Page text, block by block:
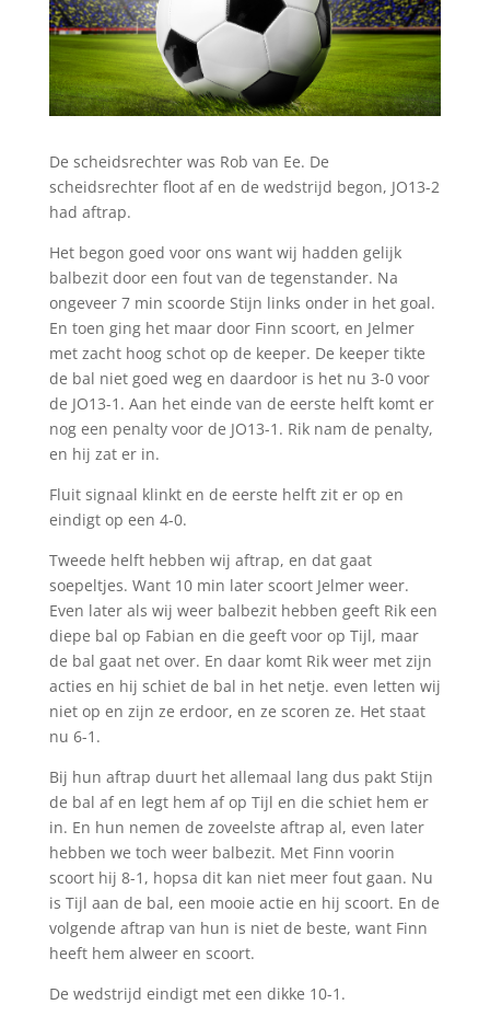
De scheidsrechter was Rob van Ee. De
scheidsrechter floot af en de wedstrijd begon, JO13-2
had aftrap.
Het begon goed voor ons want wij hadden gelijk
balbezit door een fout van de tegenstander. Na
ongeveer 7 min scoorde Stijn links onder in het goal.
En toen ging het maar door Finn scoort, en Jelmer
met zacht hoog schot op de keeper. De keeper tikte
de bal niet goed weg en daardoor is het nu 3-0 voor
de JO13-1. Aan het einde van de eerste helft komt er
nog een penalty voor de JO13-1. Rik nam de penalty,
en hij zat er in.
Fluit signaal klinkt en de eerste helft zit er op en
eindigt op een 4-0.
Tweede helft hebben wij aftrap, en dat gaat
soepeltjes. Want 10 min later scoort Jelmer weer.
Even later als wij weer balbezit hebben geeft Rik een
diepe bal op Fabian en die geeft voor op Tijl, maar
de bal gaat net over. En daar komt Rik weer met zijn
acties en hij schiet de bal in het netje. even letten wij
niet op en zijn ze erdoor, en ze scoren ze. Het staat
nu 6-1.
Bij hun aftrap duurt het allemaal lang dus pakt Stijn
de bal af en legt hem af op Tijl en die schiet hem er
in. En hun nemen de zoveelste aftrap al, even later
hebben we toch weer balbezit. Met Finn voorin
scoort hij 8-1, hopsa dit kan niet meer fout gaan. Nu
is Tijl aan de bal, een mooie actie en hij scoort. En de
volgende aftrap van hun is niet de beste, want Finn
heeft hem alweer en scoort.
De wedstrijd eindigt met een dikke 10-1.